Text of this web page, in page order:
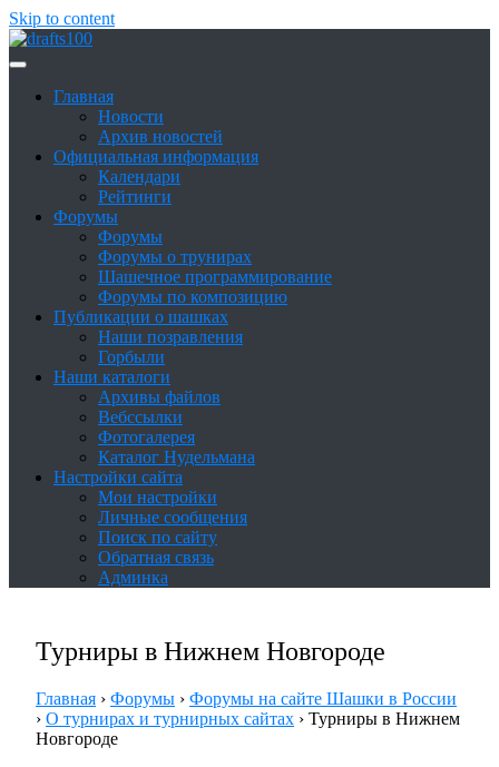
Skip to content
Шашки в России
Главная
Новости
Архив новостей
Официальная информация
Календари
Рейтинги
Форумы
Форумы
Форумы о трунирах
Шашечное программирование
Форумы по композицию
Публикации о шашках
Наши позравления
Горбыли
Наши каталоги
Архивы файлов
Вебссылки
Фотогалерея
Каталог Нудельмана
Настройки сайта
Мои настройки
Личные сообщения
Поиск по сайту
Обратная связь
Админка
Турниры в Нижнем Новгороде
Главная › Форумы › Форумы на сайте Шашки в России
› О турнирах и турнирных сайтах › Турниры в Нижнем
Новгороде